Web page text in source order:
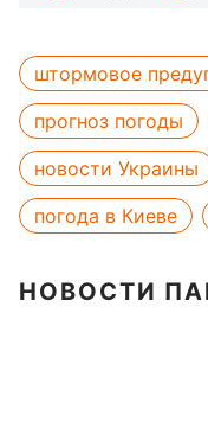
штормовое
прогноз погоды
новости Украины
погода в Киеве
НОВОСТИ